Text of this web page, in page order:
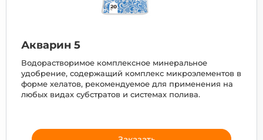
Акварин 5
Водорастворимое комплексное минеральное
удобрение, содержащий комплекс микроэлементов в
форме хелатов, рекомендуемое для применения на
любых видах субстратов и системах полива.